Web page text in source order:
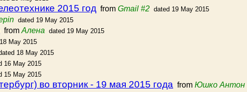
2015 год from Gmail #2 dated 19 May 2015
dated 19 May 2015
from Алена dated 19 May 2015
May 2015
18 May 2015
16 May 2015
15 May 2015
во вторник - 19 мая 2015 года from Юшко Антон